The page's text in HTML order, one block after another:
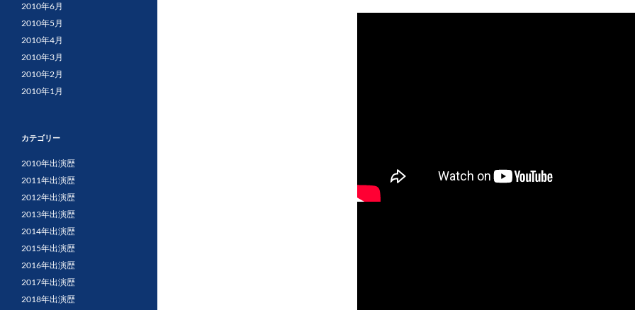
2010年6月
2010年5月
2010年4月
2010年3月
2010年2月
2010年1月
カテゴリー
2010年出演歴
2011年出演歴
2012年出演歴
2013年出演歴
2014年出演歴
2015年出演歴
2016年出演歴
2017年出演歴
2018年出演歴